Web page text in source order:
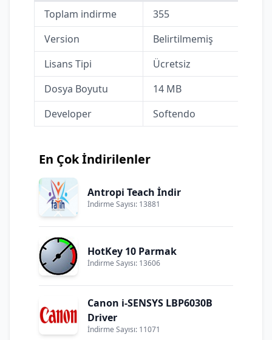
Toplam indirme
355
Version
Belirtilmemiş
Lisans Tipi
Ücretsiz
Dosya Boyutu
14 MB
Developer
Softendo
En Çok İndirilenler
Antropi Teach İndir
İndirme Sayısı: 13881
HotKey 10 Parmak
İndirme Sayısı: 13606
Canon i-SENSYS LBP6030B
Driver
İndirme Sayısı: 11071